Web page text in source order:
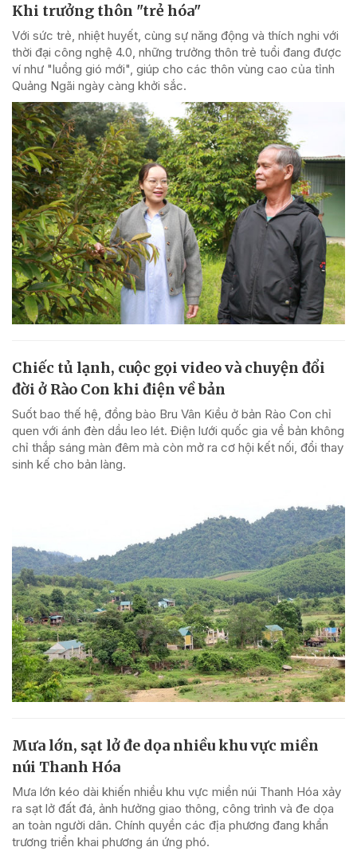
Khi trưởng thôn "trẻ hóa"
Với sức trẻ, nhiệt huyết, cùng sự năng động và thích nghi với
thời đại công nghệ 4.0, những trưởng thôn trẻ tuổi đang được
ví như "luồng gió mới", giúp cho các thôn vùng cao của tỉnh
Quảng Ngãi ngày càng khởi sắc.
Chiếc tủ lạnh, cuộc gọi video và chuyện đổi
đời ở Rào Con khi điện về bản
Suốt bao thế hệ, đồng bào Bru Vân Kiều ở bản Rào Con chỉ
quen với ánh đèn dầu leo lét. Điện lưới quốc gia về bản không
chỉ thắp sáng màn đêm mà còn mở ra cơ hội kết nối, đổi thay
sinh kế cho bản làng.
Mưa lớn, sạt lở đe dọa nhiều khu vực miền
núi Thanh Hóa
Mưa lớn kéo dài khiến nhiều khu vực miền núi Thanh Hóa xảy
ra sạt lở đất đá, ảnh hưởng giao thông, công trình và đe dọa
an toàn người dân. Chính quyền các địa phương đang khẩn
trương triển khai phương án ứng phó.